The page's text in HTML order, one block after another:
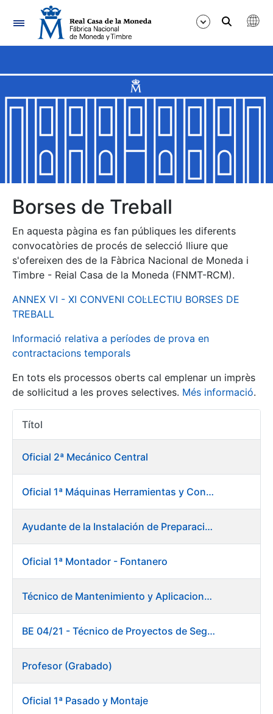
Navegació
Mostra/Amaga
Mostra/Amaga
Mostra/Amaga
Mostra/Amaga
Mostra/Amaga
Mostra/Amaga
Borses de Treball
En aquesta pàgina es fan públiques les diferents
convocatòries de procés de selecció lliure que
s'ofereixen des de la Fàbrica Nacional de Moneda i
Timbre - Reial Casa de la Moneda (FNMT-RCM).
ANNEX VI - XI CONVENI COL·LECTIU BORSES DE
TREBALL
Informació relativa a períodes de prova en
contractacions temporals
En tots els processos oberts cal emplenar un imprès
de sol·licitud a les proves selectives. Més informació.
Títol
Accions
Oficial 2ª Mecánico Central
Oficial 1ª Máquinas Herramientas y Control Numérico
Ayudante de la Instalación de Preparación de Pastas
Oficial 1ª Montador - Fontanero
Técnico de Mantenimiento y Aplicaciones Industriales
BE 04/21 - Técnico de Proyectos de Seguridad
Profesor (Grabado)
Oficial 1ª Pasado y Montaje